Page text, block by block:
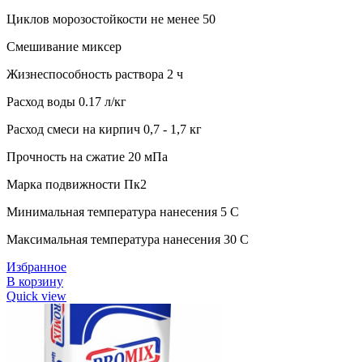
Циклов морозостойкости не менее 50
Смешивание миксер
Жизнеспособность раствора 2 ч
Расход воды 0.17 л/кг
Расход смеси на кирпич 0,7 - 1,7 кг
Прочность на сжатие 20 мПа
Марка подвижности Пк2
Минимальная температура нанесения 5 C
Максимальная температура нанесения 30 C
Избранное
В корзину
Quick view